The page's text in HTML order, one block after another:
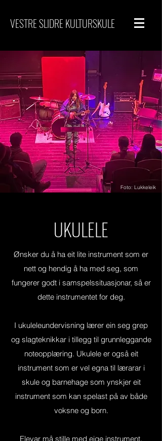
VESTRE SLIDRE KULTURSKULE
UKULELE
Ønsker du å ha eit lite instrument som er
nett og hendig å ha med seg, som
fungerer godt i samspelssituasjonar, så er
dette instrumentet for deg.
I ukuleleundervisning lærer ein seg grep
og slagteknikkar i tillegg til grunnleggande
noteopplæring. Ukulele er også eit
instrument som er vel egna til lærarar i
skule og barnehage som ynskjer eit
instrument som kan spelast på av både
voksne og born.
Elevar må stille med eige instrument.
Foto: Lukkeleik